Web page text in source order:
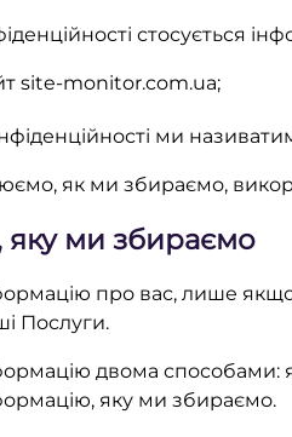
стосується
site-monitor.com.ua;
ми
як ми збираємо,
яку ми збираємо
про вас, лише якщо
Послуги.
двома способами:
яку ми збираємо.